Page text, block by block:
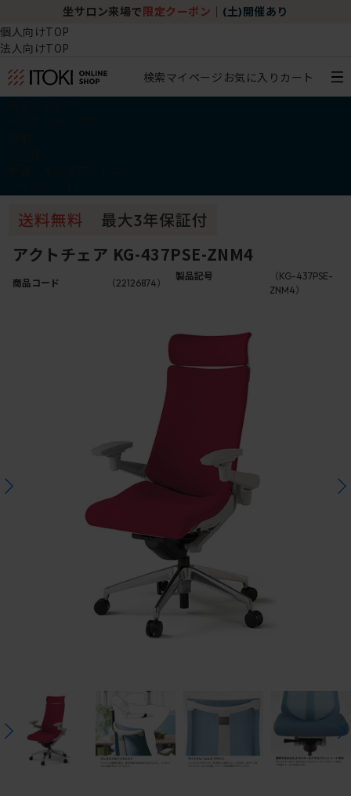
坐サロン来場で 限定クーポン (土)開催あり
個人向けTOP
法人向けTOP
検索マイページ お気に入り カート
アクトチェア KG-437PSE-ZNM4
商品コード （22126874）
製品記号
（KG-437PSE-
ZNM4）